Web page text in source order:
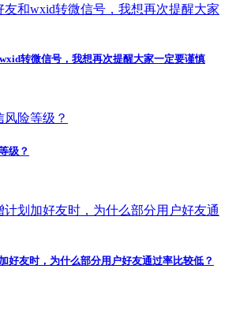
转微信号，我想再次提醒大家一定要谨慎
级？
好友时，为什么部分用户好友通过率比较低？